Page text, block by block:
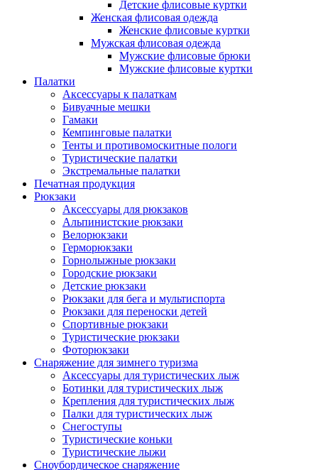
Детские флисовые куртки
Женская флисовая одежда
Женские флисовые куртки
Мужская флисовая одежда
Мужские флисовые брюки
Мужские флисовые куртки
Палатки
Аксессуары к палаткам
Бивуачные мешки
Гамаки
Кемпинговые палатки
Тенты и противомоскитные пологи
Туристические палатки
Экстремальные палатки
Печатная продукция
Рюкзаки
Аксессуары для рюкзаков
Альпинистские рюкзаки
Велорюкзаки
Герморюкзаки
Горнолыжные рюкзаки
Городские рюкзаки
Детские рюкзаки
Рюкзаки для бега и мультиспорта
Рюкзаки для переноски детей
Спортивные рюкзаки
Туристические рюкзаки
Фоторюкзаки
Снаряжение для зимнего туризма
Аксессуары для туристических лыж
Ботинки для туристических лыж
Крепления для туристических лыж
Палки для туристических лыж
Снегоступы
Туристические коньки
Туристические лыжи
Сноубордическое снаряжение